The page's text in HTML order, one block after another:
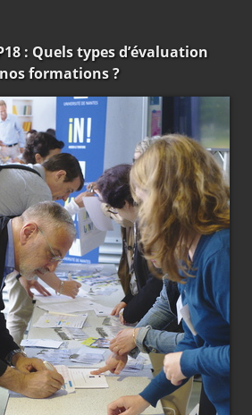
: Quels types d’évaluation
formations ?